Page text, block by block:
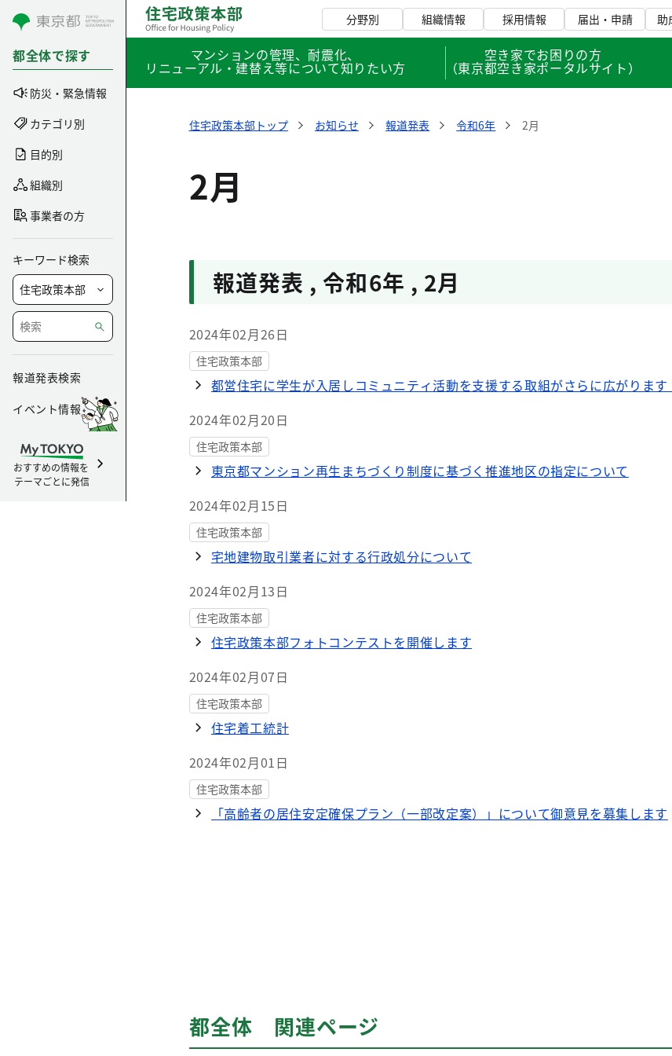
コンテンツにスキップ
都全体で探す
防災・緊急情報
カテゴリ別
目的別
組織別
事業者の方
キーワード検索
報道発表検索
イベント情報
おすすめの情報を
テーマごとに発信
分野別 組織情報 採用情報 届出・申請 助
マンションの管理、耐震化、
リニューアル・建替え等について知りたい方
空き家でお困りの方
（東京都空き家ポータルサイト）
住宅政策本部トップ お知らせ 報道発表 令和6年 2月
2月
報道発表 , 令和6年 , 2月
2024年02月26日
住宅政策本部
都営住宅に学生が入居しコミュニティ活動を支援する取組がさらに広がります
2024年02月20日
住宅政策本部
東京都マンション再生まちづくり制度に基づく推進地区の指定について
2024年02月15日
住宅政策本部
宅地建物取引業者に対する行政処分について
2024年02月13日
住宅政策本部
住宅政策本部フォトコンテストを開催します
2024年02月07日
住宅政策本部
住宅着工統計
2024年02月01日
住宅政策本部
「高齢者の居住安定確保プラン（一部改定案）」について御意見を募集します
都全体 関連ページ